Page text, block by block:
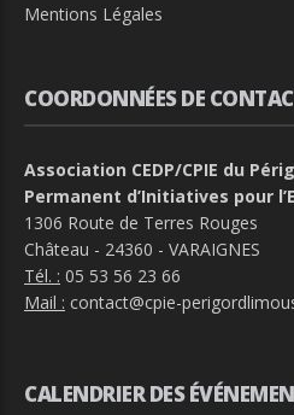
Mentions Légales
COORDONNÉES DE
Association CEDP/CPIE du
Permanent d’Initiatives pour
1306 Route de Terres Rouges
Château - 24360 - VARAIGNES
Tél. : 05 53 56 23 66
Mail : contact@cpie-
CALENDRIER DES